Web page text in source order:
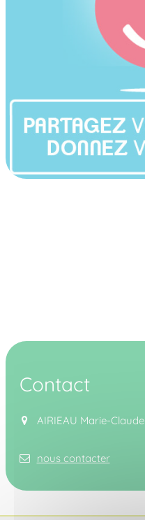
Contact
AIRIEAU Marie-Claude
nous contacter